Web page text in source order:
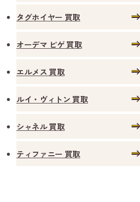
リー ダイヤ・
タグホイヤー 買取
オーデマ ピゲ 買取
エルメス 買取
ルイ・ヴィトン 買取
シャネル 買取
ティファニー 買取